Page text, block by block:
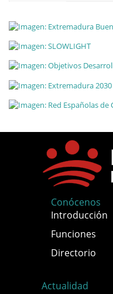
Conócenos
Introducción
Funciones
Directorio
Actualidad